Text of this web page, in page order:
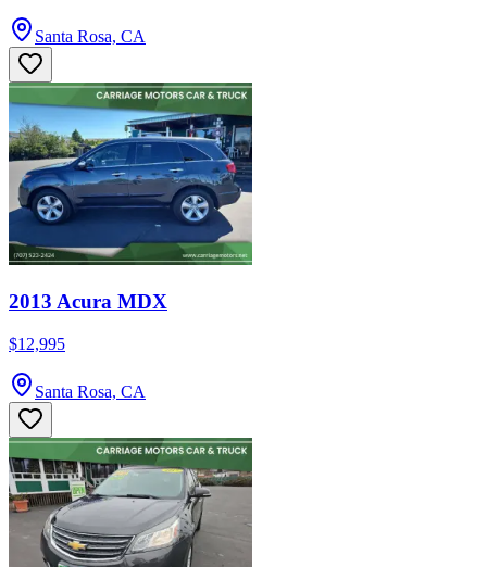
Santa Rosa, CA
2013 Acura MDX
$12,995
Santa Rosa, CA